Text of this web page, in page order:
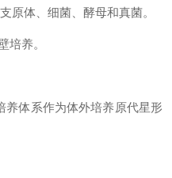
原体、细菌、酵母和真菌。
培养。
养体系作为体外培养原代星形